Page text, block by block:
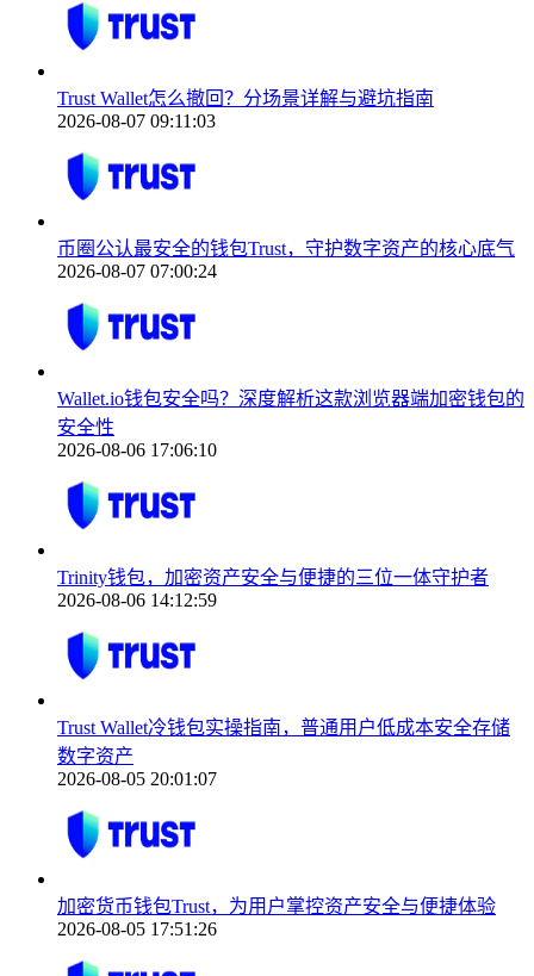
Trust Wallet怎么撤回？分场景详解与避坑指南
2026-08-07 09:11:03
币圈公认最安全的钱包Trust，守护数字资产的核心底气
2026-08-07 07:00:24
Wallet.io钱包安全吗？深度解析这款浏览器端加密钱包的
安全性
2026-08-06 17:06:10
Trinity钱包，加密资产安全与便捷的三位一体守护者
2026-08-06 14:12:59
Trust Wallet冷钱包实操指南，普通用户低成本安全存储
数字资产
2026-08-05 20:01:07
加密货币钱包Trust，为用户掌控资产安全与便捷体验
2026-08-05 17:51:26